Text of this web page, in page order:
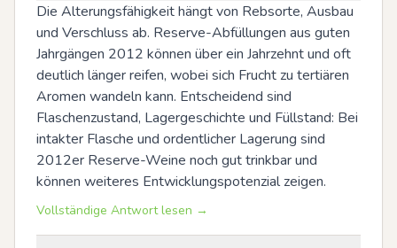
Die Alterungsfähigkeit hängt von Rebsorte, Ausbau
und Verschluss ab. Reserve-Abfüllungen aus guten
Jahrgängen 2012 können über ein Jahrzehnt und oft
deutlich länger reifen, wobei sich Frucht zu tertiären
Aromen wandeln kann. Entscheidend sind
Flaschenzustand, Lagergeschichte und Füllstand: Bei
intakter Flasche und ordentlicher Lagerung sind
2012er Reserve-Weine noch gut trinkbar und
können weiteres Entwicklungspotenzial zeigen.
Vollständige Antwort lesen →